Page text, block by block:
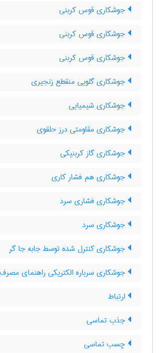
جوشکاری قوس کربنی
جوشکاری قوس کربنی
جوشکاری قوس کربنی
جوشکاری گلویی منقطع زنجیری
جوشکاری شیمیایی
جوشکاری مقاومتی درز حلقوی
جوشکاری گاز کربنیکی
جوشکاری هم فشار کاری
جوشکاری فشاری سرد
جوشکاری سرد
جوشکاری کنترل شده توسط جابه جا گر
جوشکاری سرباره الکتریکی راهنمای
ارتباط
جذب تماسی
چسب تماسی